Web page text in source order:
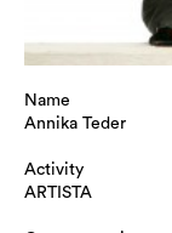
Name
Annika Teder
Activity
ARTISTA